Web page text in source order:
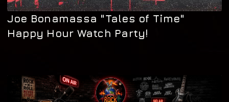
Joe Bonamassa "Tales of Time"
Happy Hour Watch Party!